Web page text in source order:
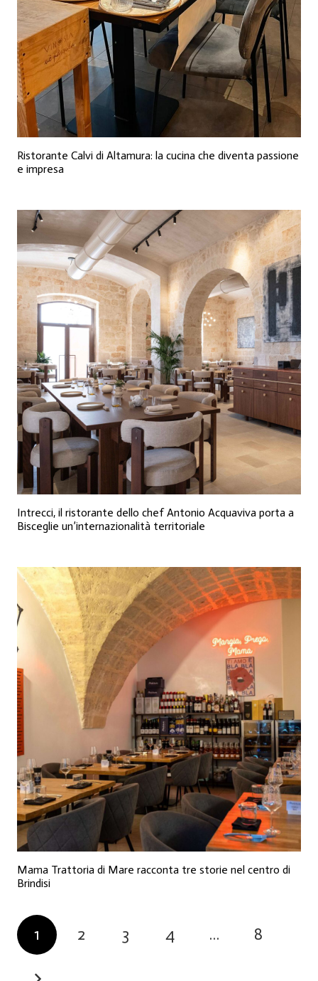
Ristorante Calvi di Altamura: la cucina che diventa passione
e impresa
Intrecci, il ristorante dello chef Antonio Acquaviva porta a
Bisceglie un’internazionalità territoriale
Mama Trattoria di Mare racconta tre storie nel centro di
Brindisi
1 2 3 4 … 8